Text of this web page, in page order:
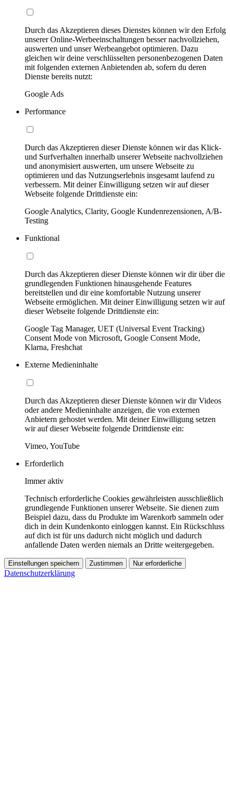
Durch das Akzeptieren dieses Dienstes können wir den Erfolg
unserer Online-Werbeeinschaltungen besser nachvollziehen,
auswerten und unser Werbeangebot optimieren. Dazu
gleichen wir deine verschlüsselten personenbezogenen Daten
mit folgenden externen Anbietenden ab, sofern du deren
Dienste bereits nutzt:
Google Ads
Performance
Durch das Akzeptieren dieser Dienste können wir das Klick-
und Surfverhalten innerhalb unserer Webseite nachvollziehen
und anonymisiert auswerten, um unsere Webseite zu
optimieren und das Nutzungserlebnis insgesamt laufend zu
verbessern. Mit deiner Einwilligung setzen wir auf dieser
Webseite folgende Drittdienste ein:
Google Analytics, Clarity, Google Kundenrezensionen, A/B-
Testing
Funktional
Durch das Akzeptieren dieser Dienste können wir dir über die
grundlegenden Funktionen hinausgehende Features
bereitstellen und dir eine komfortable Nutzung unserer
Webseite ermöglichen. Mit deiner Einwilligung setzen wir auf
dieser Webseite folgende Drittdienste ein:
Google Tag Manager, UET (Universal Event Tracking)
Consent Mode von Microsoft, Google Consent Mode,
Klarna, Freshchat
Externe Medieninhalte
Durch das Akzeptieren dieser Dienste können wir dir Videos
oder andere Medieninhalte anzeigen, die von externen
Anbietern gehostet werden. Mit deiner Einwilligung setzen
wir auf dieser Webseite folgende Drittdienste ein:
Vimeo, YouTube
Erforderlich
Immer aktiv
Technisch erforderliche Cookies gewährleisten ausschließlich
grundlegende Funktionen unserer Webseite. Sie dienen zum
Beispiel dazu, dass du Produkte im Warenkorb sammeln oder
dich in dein Kundenkonto einloggen kannst. Ein Rückschluss
auf dich ist für uns dadurch nicht möglich und dadurch
anfallende Daten werden niemals an Dritte weitergegeben.
Einstellungen speichern Zustimmen Nur erforderliche
Datenschutzerklärung